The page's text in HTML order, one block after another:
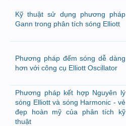
Kỹ thuật sử dụng phương pháp
Gann trong phân tích sóng Elliott
Phương pháp đếm sóng dễ dàng
hơn với công cụ Elliott Oscillator
Phương pháp kết hợp Nguyên lý
sóng Elliott và sóng Harmonic - vẻ
đẹp hoàn mỹ của phân tích kỹ
thuật